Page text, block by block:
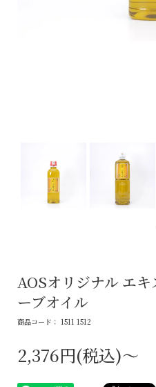
AOSオリジナル エ
ーブオイル
商品コード： 1511 1512
2,376円(税込)～